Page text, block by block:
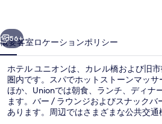
の
写
真
ギ
ャ
56+
概要客室ロケーションポリシー
ホテル ユニオンは、カレル橋および旧
圏内です。スパでホットストーンマッ
ほか、Unionでは朝食、ランチ、ディナ
ます。バー / ラウンジおよびスナックバ
あります。周辺ではさまざまな公共交